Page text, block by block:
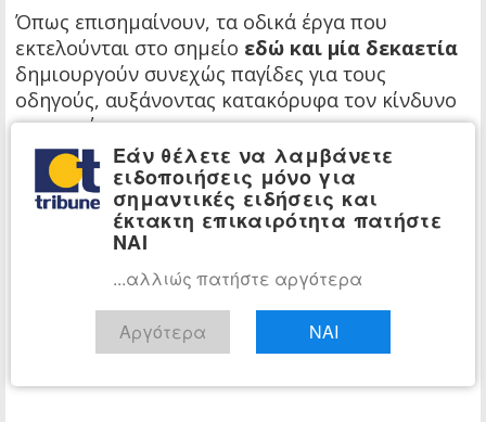
Όπως επισημαίνουν, τα οδικά έργα που
εκτελούνται στο σημείο εδώ και μία δεκαετία
δημιουργούν συνεχώς παγίδες για τους
οδηγούς, αυξάνοντας κατακόρυφα τον κίνδυνο
ατυχημάτων.
Εάν θέλετε να λαμβάνετε
ειδοποιήσεις μόνο για
σημαντικές ειδήσεις και
έκτακτη επικαιρότητα πατήστε
ΝΑΙ
...αλλιώς πατήστε αργότερα
Αργότερα ΝΑΙ